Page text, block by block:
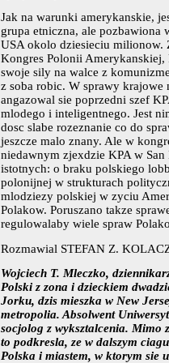
Jak na warunki amerykanskie,
grupa etniczna, ale
USA okolo dziesieciu milionow.
Kongres Polonii
swoje sily na walce z
z soba robic. W sprawy krajowe
angazowal sie poprzedni szef
mlodego i inteligentnego. Jest
dosc slabe rozeznanie co do
jeszcze malo znany. Ale w
niedawnym zjexdzie KPA w
istotnych: o braku polskiego
polonijnej w strukturach
mlodziezy polskiej w zyciu
Polakow. Poruszano takze
regulowalaby wiele spraw
Rozmawial STEFAN Z.
Wojciech T. Mleczko,
Polski z zona i dzieckiem
Jorku, dzis mieszka w New
metropolia. Absolwent
socjolog z wyksztalcenia. Mimo
to podkresla, ze w dalszym
Polska i miastem, w ktorym sie